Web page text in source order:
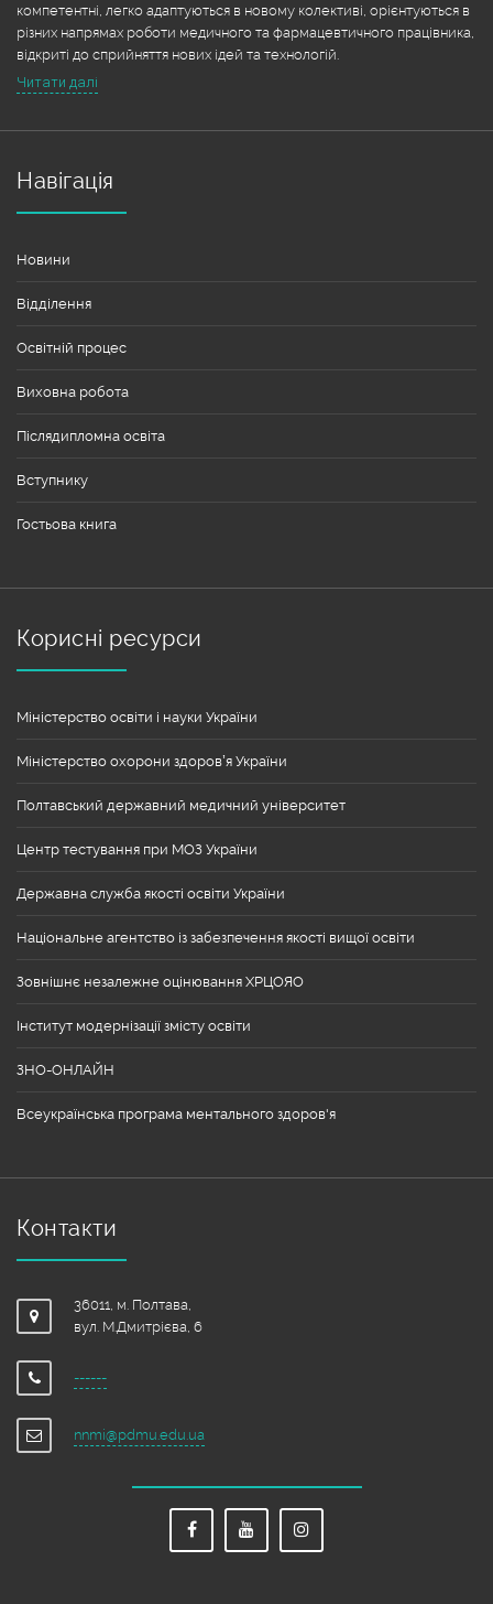
компетентні, легко адаптуються в новому колективі, орієнтуються в
різних напрямах роботи медичного та фармацевтичного працівника,
відкриті до сприйняття нових ідей та технологій.
Читати далі
Навігація
Новини
Відділення
Освітній процес
Виховна робота
Післядипломна освіта
Вступнику
Гостьова книга
Корисні ресурси
Міністерство освіти і науки України
Міністерство охорони здоров’я України
Полтавський державний медичний університет
Центр тестування при МОЗ України
Державна служба якості освіти України
Національне агентство із забезпечення якості вищої освіти
Зовнішнє незалежне оцінювання ХРЦОЯО
Інститут модернізації змісту освіти
ЗНО-ОНЛАЙН
Всеукраїнська програма ментального здоров'я
Контакти
36011, м. Полтава,
вул. М.Дмитрієва, 6
------
nnmi@pdmu.edu.ua